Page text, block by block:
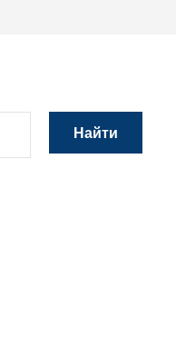
Найти